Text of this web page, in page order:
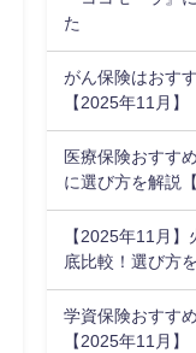
た
がん保険はおす
【2025年11月】
医療保険おすす
に選び方を解説
【2025年11月
底比較！選び方
学資保険おすす
【2025年11月】